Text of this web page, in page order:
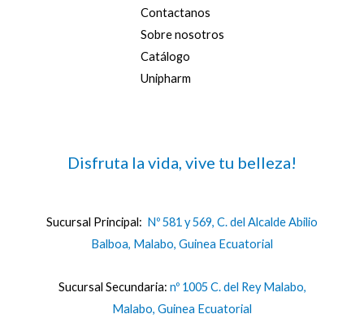
Contactanos
Sobre nosotros
Catálogo
Unipharm
Disfruta la vida, vive tu belleza!
Sucursal Principal: Nº 581 y 569, C. del Alcalde Abilio
Balboa, Malabo, Guinea Ecuatorial
Sucursal Secundaria: nº 1005 C. del Rey Malabo,
Malabo, Guinea Ecuatorial